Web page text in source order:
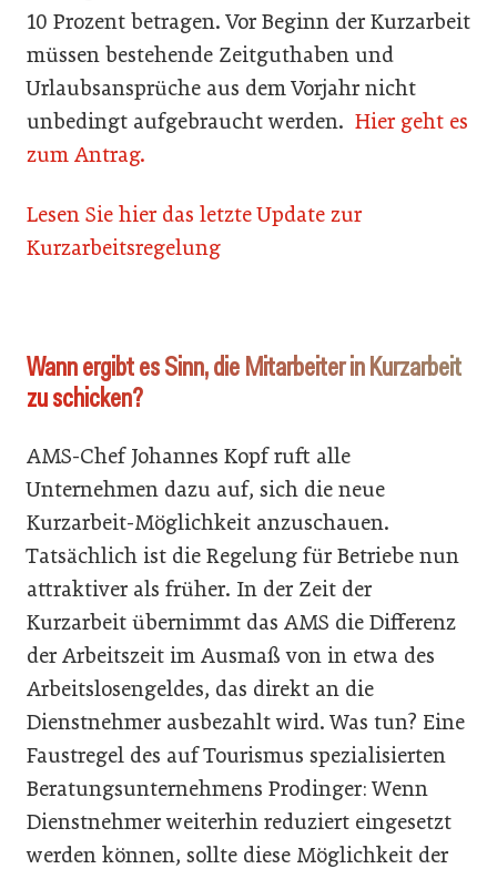
10 Prozent betragen. Vor Beginn der Kurzarbeit
müssen bestehende Zeitguthaben und
Urlaubsansprüche aus dem Vorjahr nicht
unbedingt aufgebraucht werden. Hier geht es
zum Antrag.
Lesen Sie hier das letzte Update zur
Kurzarbeitsregelung
Wann ergibt es Sinn, die Mitarbeiter in Kurzarbeit
zu schicken?
AMS-Chef Johannes Kopf ruft alle
Unternehmen dazu auf, sich die neue
Kurzarbeit-Möglichkeit anzuschauen.
Tatsächlich ist die Regelung für Betriebe nun
attraktiver als früher. In der Zeit der
Kurzarbeit übernimmt das AMS die Differenz
der Arbeitszeit im Ausmaß von in etwa des
Arbeitslosengeldes, das direkt an die
Dienstnehmer ausbezahlt wird. Was tun? Eine
Faustregel des auf Tourismus spezialisierten
Beratungsunternehmens Prodinger: Wenn
Dienstnehmer weiterhin reduziert eingesetzt
werden können, sollte diese Möglichkeit der